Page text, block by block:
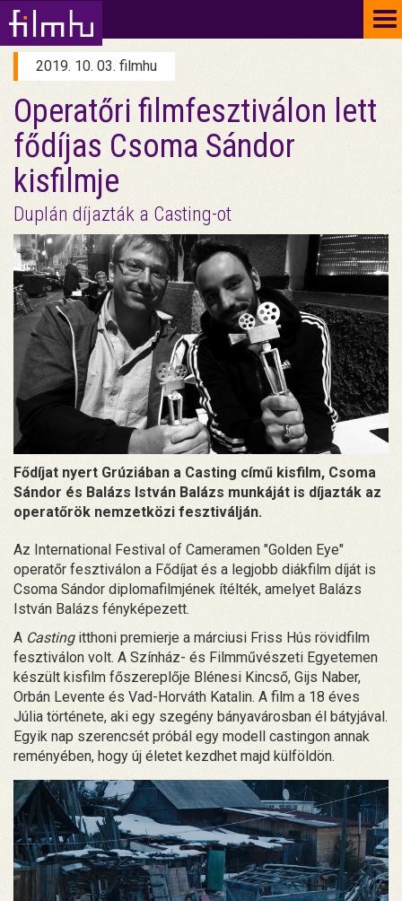
2019. 10. 03. filmhu
Operatőri filmfesztiválon lett
fődíjas Csoma Sándor
kisfilmje
Duplán díjazták a Casting-ot
Fődíjat nyert Grúziában a Casting című kisfilm, Csoma
Sándor és Balázs István Balázs munkáját is díjazták az
operatőrök nemzetközi fesztiválján.
Az International Festival of Cameramen "Golden Eye"
operatőr fesztiválon a Fődíjat és a legjobb diákfilm díját is
Csoma Sándor diplomafilmjének ítélték, amelyet Balázs
István Balázs fényképezett.
A Castingitthoni premierje a márciusi Friss Hús rövidfilm
fesztiválon volt. A Színház- és Filmművészeti Egyetemen
készült kisfilm főszereplője Blénesi Kincső, Gijs Naber,
Orbán Levente és Vad-Horváth Katalin. A film a 18 éves
Júlia története, aki egy szegény bányavárosban él bátyjával.
Egyik nap szerencsét próbál egy modell castingon annak
reményében, hogy új életet kezdhet majd külföldön.